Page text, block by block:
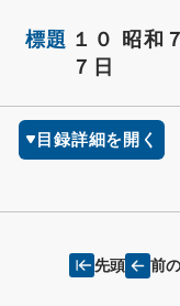
標題 １０ 昭和
７日
目録詳細を開く
先頭 前